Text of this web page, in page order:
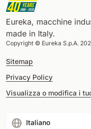
Eureka, macchine
made in Italy.
Copyright © Eureka S.p.A.
Sitemap
Privacy Policy
Visualizza o modifica i
Italiano